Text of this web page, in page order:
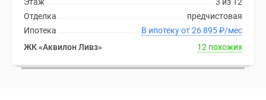
предчистовая
Отделка
В ипотеку от 26 895₽/мес
Ипотека
ЖК «Аквилон Ливз»
12 похожих